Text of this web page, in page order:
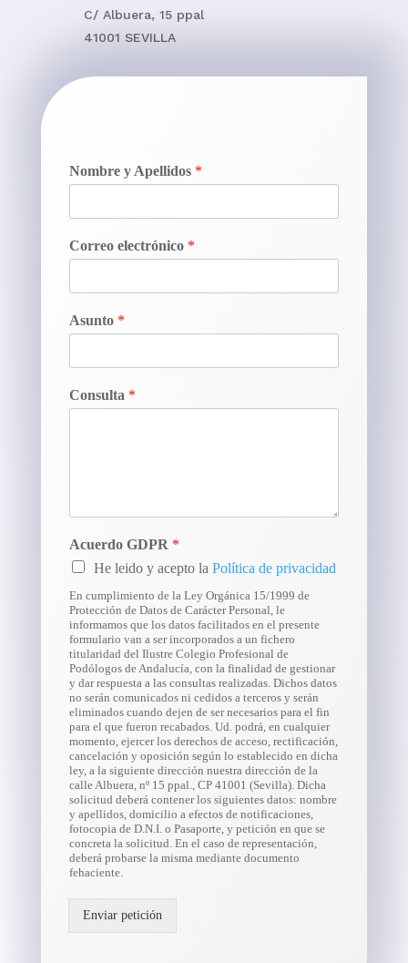
C/ Albuera, 15 ppal
41001 SEVILLA
Nombre y Apellidos *
Correo electrónico *
Asunto *
Consulta *
Acuerdo GDPR *
He leido y acepto la Política de privacidad
En cumplimiento de la Ley Orgánica 15/1999 de
Protección de Datos de Carácter Personal, le
informamos que los datos facilitados en el presente
formulario van a ser incorporados a un fichero
titularidad del Ilustre Colegio Profesional de
Podólogos de Andalucía, con la finalidad de gestionar
y dar respuesta a las consultas realizadas. Dichos datos
no serán comunicados ni cedidos a terceros y serán
eliminados cuando dejen de ser necesarios para el fin
para el que fueron recabados. Ud. podrá, en cualquier
momento, ejercer los derechos de acceso, rectificación,
cancelación y oposición según lo establecido en dicha
ley, a la siguiente dirección nuestra dirección de la
calle Albuera, nº 15 ppal., CP 41001 (Sevilla). Dicha
solicitud deberá contener los siguientes datos: nombre
y apellidos, domicilio a efectos de notificaciones,
fotocopia de D.N.I. o Pasaporte, y petición en que se
concreta la solicitud. En el caso de representación,
deberá probarse la misma mediante documento
fehaciente.
Enviar petición